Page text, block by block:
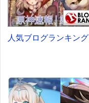
人気ブログランキング